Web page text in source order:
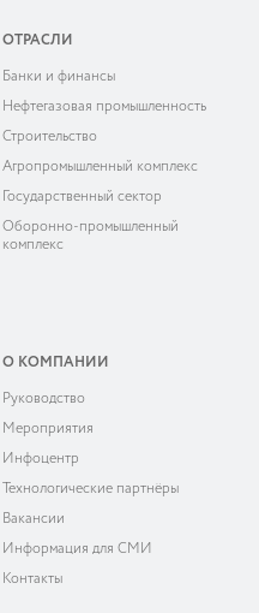
ОТРАСЛИ
Банки и финансы
Нефтегазовая промышленность
Строительство
Агропромышленный комплекс
Государственный сектор
Оборонно-промышленный
комплекс
О КОМПАНИИ
Руководство
Мероприятия
Инфоцентр
Технологические партнёры
Вакансии
Информация для СМИ
Контакты